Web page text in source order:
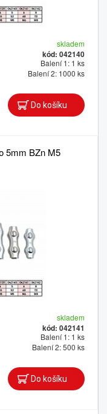
skladem
kód: 042140
Balení 1: 1 ks
Balení 2: 1000 ks
5mm BZn M5
skladem
kód: 042141
Balení 1: 1 ks
Balení 2: 500 ks